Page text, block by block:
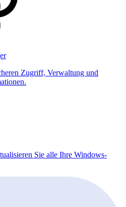
Zugriff, Verwaltung und
Sie alle Ihre Windows-